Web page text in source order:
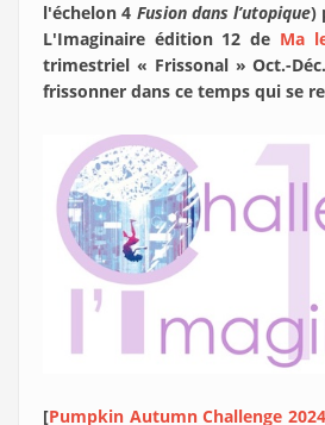
l'échelon 4 Fusion dans l’utopique)
L'Imaginaire édition 12 de Ma
trimestriel « Frissonal » Oct.-
frissonner dans ce temps qui se
[Pumpkin Autumn Challenge 2024